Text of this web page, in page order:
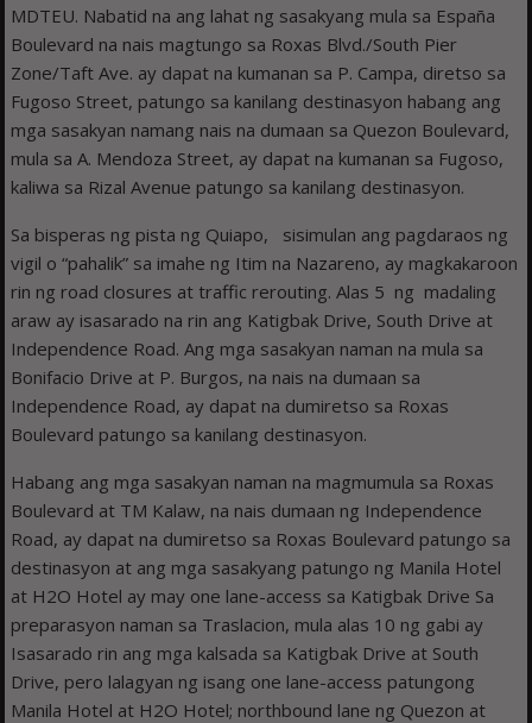
MDTEU. Nabatid na ang lahat ng sasakyang mula sa España
Boulevard na nais magtungo sa Roxas Blvd./South Pier
Zone/Taft Ave. ay dapat na kumanan sa P. Campa, diretso sa
Fugoso Street, patungo sa kanilang destinasyon habang ang
mga sasakyan namang nais na dumaan sa Quezon Boulevard,
mula sa A. Mendoza Street, ay dapat na kumanan sa Fugoso,
kaliwa sa Rizal Avenue patungo sa kanilang destinasyon.
Sa bisperas ng pista ng Quiapo, sisimulan ang pagdaraos ng
vigil o “pahalik” sa imahe ng Itim na Nazareno, ay magkakaroon
rin ng road closures at traffic rerouting. Alas 5 ng madaling
araw ay isasarado na rin ang Katigbak Drive, South Drive at
Independence Road. Ang mga sasakyan naman na mula sa
Bonifacio Drive at P. Burgos, na nais na dumaan sa
Independence Road, ay dapat na dumiretso sa Roxas
Boulevard patungo sa kanilang destinasyon.
Habang ang mga sasakyan naman na magmumula sa Roxas
Boulevard at TM Kalaw, na nais dumaan ng Independence
Road, ay dapat na dumiretso sa Roxas Boulevard patungo sa
destinasyon at ang mga sasakyang patungo ng Manila Hotel
at H2O Hotel ay may one lane-access sa Katigbak Drive Sa
preparasyon naman sa Traslacion, mula alas 10 ng gabi ay
Isasarado rin ang mga kalsada sa Katigbak Drive at South
Drive, pero lalagyan ng isang one lane-access patungong
Manila Hotel at H2O Hotel; northbound lane ng Quezon at